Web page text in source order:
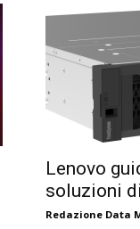
Lenovo
soluzioni
Redazione Data